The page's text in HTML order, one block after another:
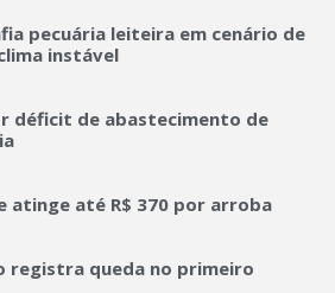
pecuária leiteira em cenário de
instável
déficit de abastecimento de
atinge até R$ 370 por arroba
registra queda no primeiro